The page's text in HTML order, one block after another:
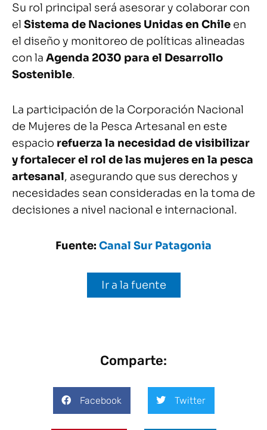
Su rol principal será asesorar y colaborar con
el Sistema de Naciones Unidas en Chile en
el diseño y monitoreo de políticas alineadas
con la Agenda 2030 para el Desarrollo
Sostenible.
La participación de la Corporación Nacional
de Mujeres de la Pesca Artesanal en este
espacio refuerza la necesidad de visibilizar
y fortalecer el rol de las mujeres en la pesca
artesanal, asegurando que sus derechos y
necesidades sean consideradas en la toma de
decisiones a nivel nacional e internacional.
Fuente: Canal Sur Patagonia
Ir a la fuente
Comparte:
Facebook Twitter